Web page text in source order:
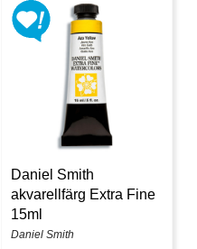
Daniel Smith
akvarellfärg Extra Fine
15ml
Daniel Smith